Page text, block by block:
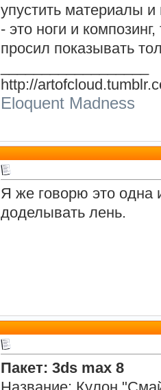
упустить материалы
- это ноги и
просил показывать
http://
Eloquent Madness
Я же говорю это одна
доделывать лень.
Пакет: 3ds max 8